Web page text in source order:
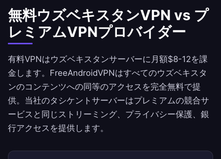
無料ウズベキスタンVPN vs プ
レミアムVPNプロバイダー
有料VPNはウズベキスタンサーバーに月額$8-12を課
金します。 FreeAndroidVPNはすべてのウズベキスタ
ンのコンテンツへの同等のアクセスを完全無料で提
供。当社のタシケントサーバーはプレミアムの競合サ
ービスと同じストリーミング、プライバシー保護、銀
行アクセスを提供します。